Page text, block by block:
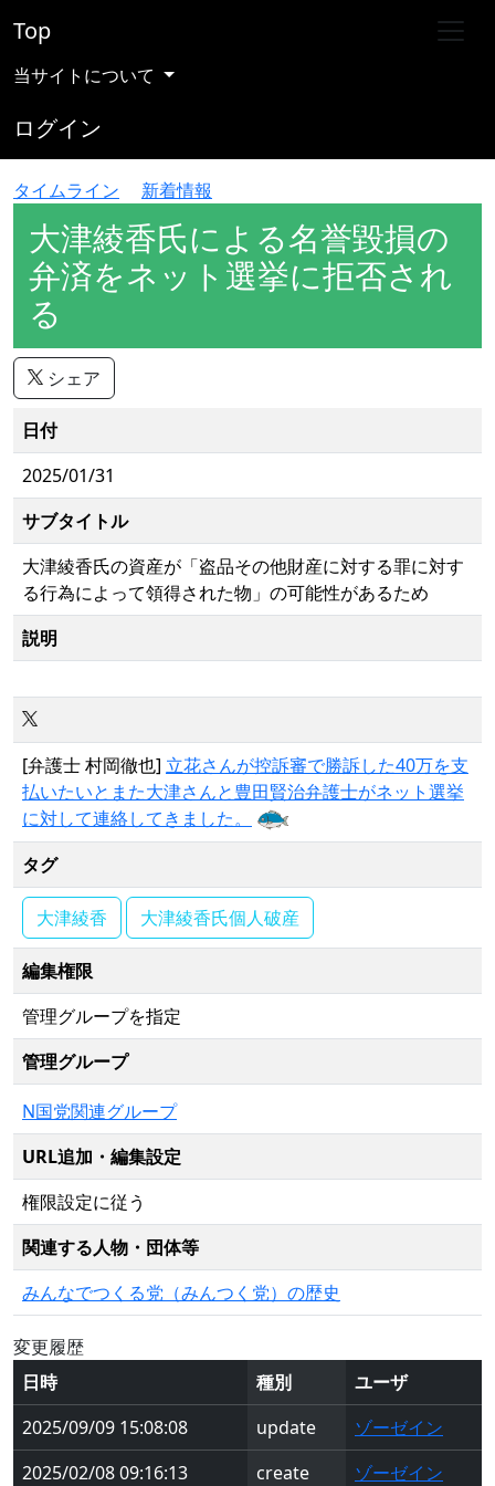
Top
当サイトについて
ログイン
タイムライン 新着情報
大津綾香氏による名誉毀損の
弁済をネット選挙に拒否され
る
シェア
日付
2025/01/31
サブタイトル
大津綾香氏の資産が「盗品その他財産に対する罪に対す
る行為によって領得された物」の可能性があるため
説明
[弁護士 村岡徹也] 立花さんが控訴審で勝訴した40万を支
払いたいとまた大津さんと豊田賢治弁護士がネット選挙
に対して連絡してきました。
タグ
大津綾香 大津綾香氏個人破産
編集権限
管理グループを指定
管理グループ
N国党関連グループ
URL追加・編集設定
権限設定に従う
関連する人物・団体等
みんなでつくる党（みんつく党）の歴史
変更履歴
日時
種別
ユーザ
2025/09/09 15:08:08
update
ゾーゼイン
2025/02/08 09:16:13
create ゾーゼイン